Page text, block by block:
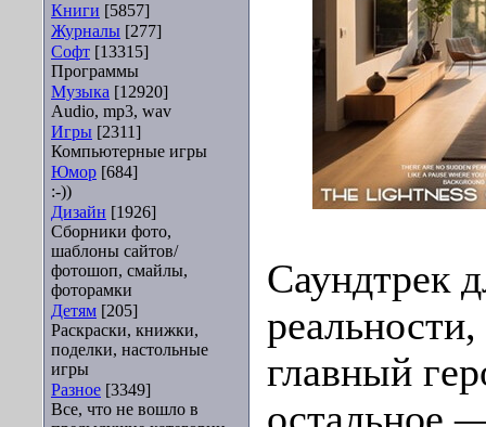
Книги [5857]
Журналы [277]
Софт [13315]
Программы
Музыка [12920]
Audio, mp3, wav
Игры [2311]
Компьютерные игры
Юмор [684]
:-))
Дизайн [1926]
Сборники фото,
шаблоны сайтов/
фотошоп, смайлы,
фоторамки
Детям [205]
Раскраски, книжки,
поделки, настольные
игры
Разное [3349]
Все, что не вошло в
Саундтрек
главный